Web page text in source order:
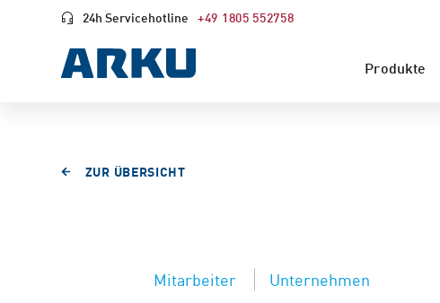
24h Servicehotline +49 1805 552758
Produkte
ZUR ÜBERSICHT
Mitarbeiter Unternehmen